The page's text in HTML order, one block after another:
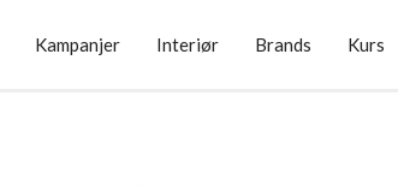
Kampanjer Interiør Brands Kurs